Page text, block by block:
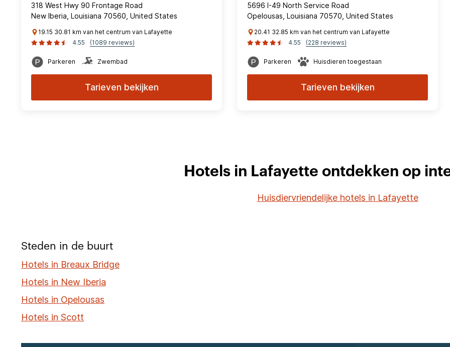
318 West Hwy 90 Frontage Road
New Iberia, Louisiana 70560, United States
19.15 30.81 km van het centrum van Lafayette
4.55
(1089 reviews)
Parkeren Zwembad
Tarieven bekijken
5696 I-49 North Service Road
Opelousas, Louisiana 70570, United States
20.41 32.85 km van het centrum van Lafayette
4.55
(228 reviews)
Parkeren Huisdieren toegestaan
Tarieven bekijken
Hotels in Lafayette ontdekken op
Huisdiervriendelijke hotels in Lafayette
Steden in de buurt
Hotels in Breaux Bridge
Hotels in New Iberia
Hotels in Opelousas
Hotels in Scott